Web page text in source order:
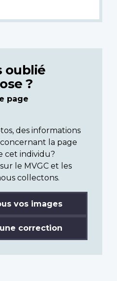
oublié
?
page
des informations
la page
cet individu?
le MVGC et les
collectons.
vos images
correction